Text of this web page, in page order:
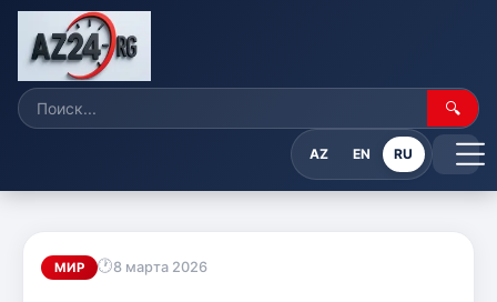
🔍
AZ EN RU
МИР 8 марта 2026